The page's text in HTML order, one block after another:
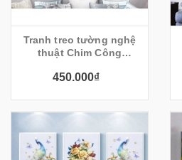
Tranh treo tường nghệ
thuật Chim Công
450.000₫